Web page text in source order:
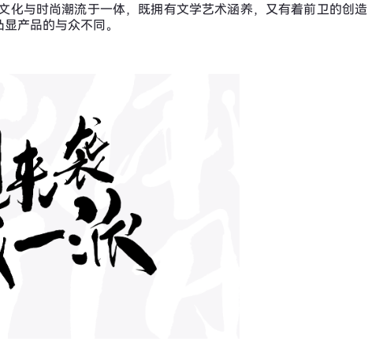
化与时尚潮流于一体，既拥有文学艺术涵养，又有着前卫的创造
产品的与众不同。